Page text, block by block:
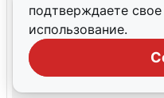
подтверждаете свое
использование.